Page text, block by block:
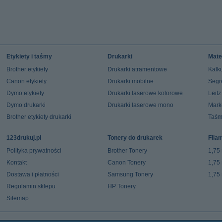
Etykiety i taśmy
Brother etykiety
Canon etykiety
Dymo etykiety
Dymo drukarki
Brother etykiety drukarki
Drukarki
Drukarki atramentowe
Drukarki mobilne
Drukarki laserowe kolorowe
Drukarki laserowe mono
123drukuj.pl
Polityka prywatności
Kontakt
Dostawa i płatności
Regulamin sklepu
Sitemap
Tonery do drukarek
Brother Tonery
Canon Tonery
Samsung Tonery
HP Tonery
1,75
1,75
1,75